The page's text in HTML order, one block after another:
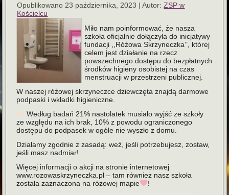
Opublikowano 23 października, 2023 |Autor: ZSP w
Kościelcu
Miło nam poinformować, że nasza
szkoła oficjalnie dołączyła do inicjatywy
fundacji ,,Różowa Skrzyneczka’’, której
celem jest działanie na rzecz
powszechnego dostępu do bezpłatnych
środków higieny osobistej na czas
menstruacji w przestrzeni publicznej.
W naszej różowej skrzyneczce dziewczęta znajdą darmowe
podpaski i wkładki higieniczne.
Według badań 21% nastolatek musiało wyjść ze szkoły
ze względu na ich brak, 10% z powodu ograniczonego
dostępu do podpasek w ogóle nie wyszło z domu.
Działamy zgodnie z zasadą: weź, jeśli potrzebujesz, zostaw,
jeśli masz nadmiar!
Więcej informacji o akcji na stronie internetowej
www.rozowaskrzyneczka.pl – tam również nasz szkoła
została zaznaczona na różowej mapie
!